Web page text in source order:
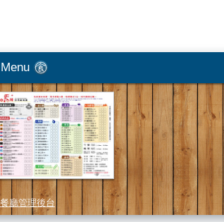
廳管理後台